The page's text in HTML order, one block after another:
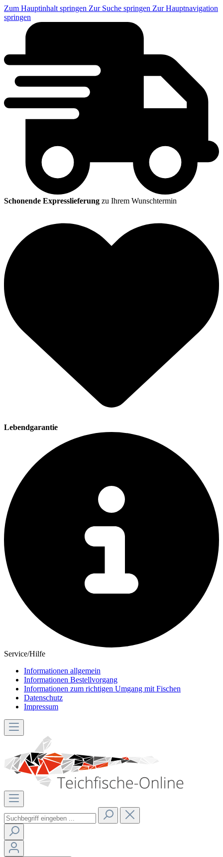
Zum Hauptinhalt springen Zur Suche springen Zur Hauptnavigation
springen
Schonende Expresslieferung zu Ihrem Wunschtermin
Lebendgarantie
Service/Hilfe
Informationen allgemein
Informationen Bestellvorgang
Informationen zum richtigen Umgang mit Fischen
Datenschutz
Impressum